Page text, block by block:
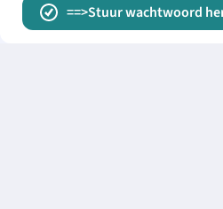
==>Stuur wachtwoord